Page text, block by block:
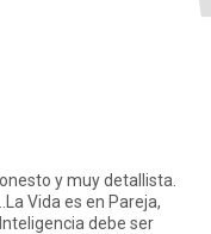
y muy detallista.
Vida es en Pareja,
debe ser